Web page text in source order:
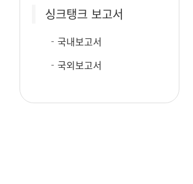
싱크탱크 보고서
국내보고서
국외보고서